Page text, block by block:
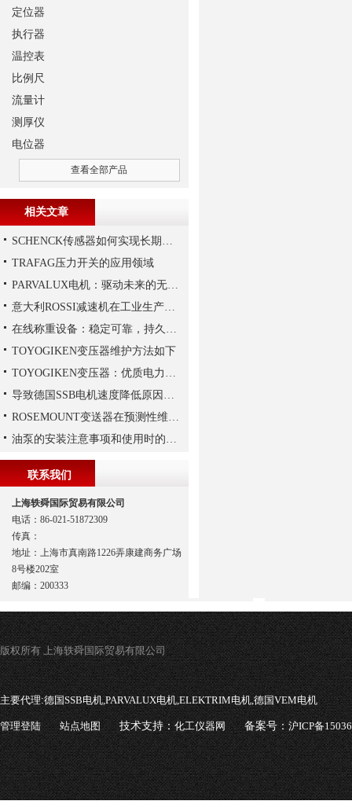
定位器
执行器
温控表
比例尺
流量计
测厚仪
电位器
查看全部产品
相关文章
SCHENCK传感器如何实现长期稳定性？
TRAFAG压力开关的应用领域
PARVALUX电机：驱动未来的无限可能
意大利ROSSI减速机在工业生产中的主要应用场景与技术优势
在线称重设备：稳定可靠，持久保障生产质量
TOYOGIKEN变压器维护方法如下
TOYOGIKEN变压器：优质电力转换与可靠性的解决方案“
导致德国SSB电机速度降低原因有哪些?
ROSEMOUNT变送器在预测性维护与数字化工厂中的实战应用
油泵的安装注意事项和使用时的维护
联系我们
上海轶舜国际贸易有限公司
电话：86-021-51872309
传真：
地址：上海市真南路1226弄康建商务广场
8号楼202室
邮编：200333
版权所有 上海轶舜国际贸易有限公司
主要代理:德国SSB电机,PARVALUX电机,ELEKTRIM电机,德国VEM电机
管理登陆 站点地图 技术支持：化工仪器网 备案号：沪ICP备